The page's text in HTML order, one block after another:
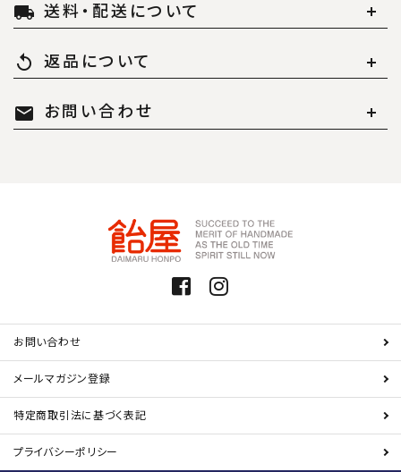
local_shipping 送料・配送について
replay 返品について
mail お問い合わせ
お問い合わせ
メールマガジン登録
特定商取引法に基づく表記
プライバシーポリシー